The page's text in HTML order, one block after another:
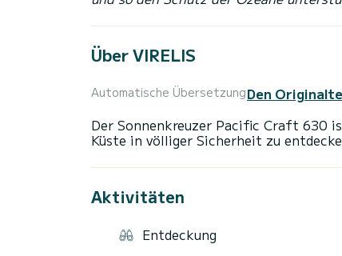
Über VIRELIS
Automatische ÜbersetzungDen
Der Sonnenkreuzer Pacific Craft 630
Aktivitäten
Entdeckung